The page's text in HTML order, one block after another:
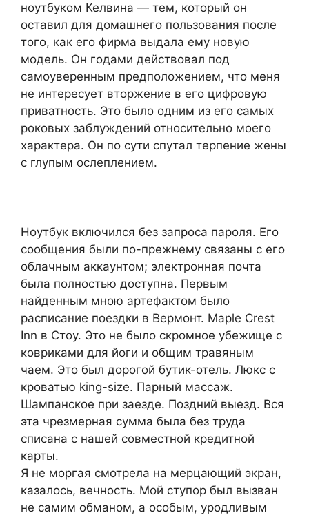
ноутбуком Келвина — тем, который он
оставил для домашнего пользования после
того, как его фирма выдала ему новую
модель. Он годами действовал под
самоуверенным предположением, что меня
не интересует вторжение в его цифровую
приватность. Это было одним из его самых
роковых заблуждений относительно моего
характера. Он по сути спутал терпение жены
с глупым ослеплением.
Ноутбук включился без запроса пароля. Его
сообщения были по-прежнему связаны с его
облачным аккаунтом; электронная почта
была полностью доступна. Первым
найденным мною артефактом было
расписание поездки в Вермонт. Maple Crest
Inn в Стоу. Это не было скромное убежище с
ковриками для йоги и общим травяным
чаем. Это был дорогой бутик-отель. Люкс с
кроватью king-size. Парный массаж.
Шампанское при заезде. Поздний выезд. Вся
эта чрезмерная сумма была без труда
списана с нашей совместной кредитной
карты.
Я не моргая смотрела на мерцающий экран,
казалось, вечность. Мой ступор был вызван
не самим обманом, а особым, уродливым